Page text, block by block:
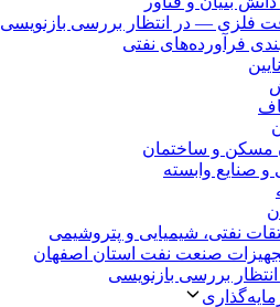
فلزی — در انتظار بررسی بازنویسی
فرآورده‌های نفتی
مسکن و ساختمان
و صنایع وابسته
نفتی، شیمیایی و پتروشیمی
صنعت نفت استان اصفهان
بررسی بازنویسی